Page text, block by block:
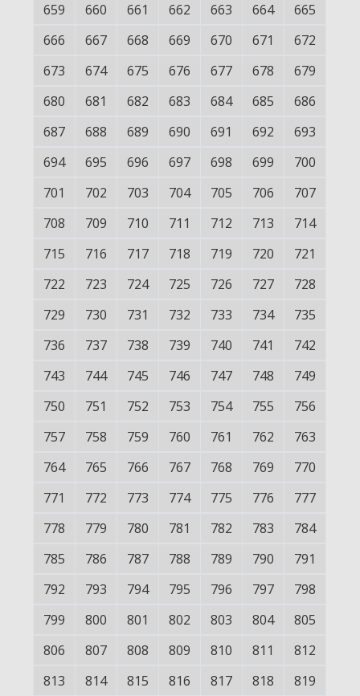
659
660 661 662 663 664
665
666
667 668 669 670 671
672
673
674 675 676 677 678
679
680
681 682 683 684 685
686
687
688 689 690 691 692
693
694
695 696 697 698 699
700
701
702 703 704 705 706
707
708
709 710 711 712 713
714
715
716 717 718 719 720
721
722
723 724 725 726 727
728
729
730 731 732 733 734
735
736
737 738 739 740 741
742
743
744 745 746 747 748
749
750
751 752 753 754 755
756
757
758 759 760 761 762
763
764
765 766 767 768 769
770
771
772 773 774 775 776
777
778
779 780 781 782 783
784
785
786 787 788 789 790
791
792
793 794 795 796 797
798
799
800 801 802 803 804
805
806
807 808 809 810 811
812
813
814 815 816 817 818 819